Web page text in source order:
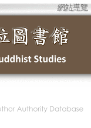
網站導覽